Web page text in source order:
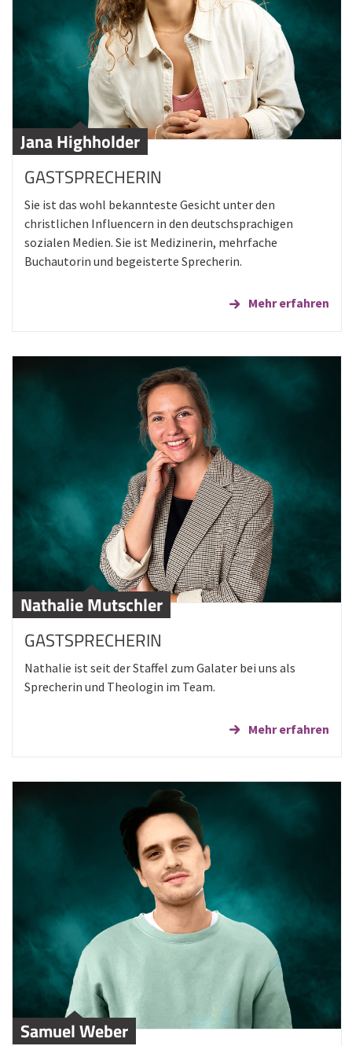
Jana Highholder
GASTSPRECHERIN
Sie ist das wohl bekannteste Gesicht unter den
christlichen Influencern in den deutschsprachigen
sozialen Medien. Sie ist Medizinerin, mehrfache
Buchautorin und begeisterte Sprecherin.
Mehr erfahren
Nathalie Mutschler
GASTSPRECHERIN
Nathalie ist seit der Staffel zum Galater bei uns als
Sprecherin und Theologin im Team.
Mehr erfahren
Samuel Weber